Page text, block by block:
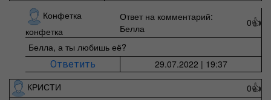
Конфетка
конфетка
Ответ на комментарий:
Белла
0👍
Белла, а ты любишь её?
Ответить
29.07.2022 | 19:37
КРИСТИ
0👍